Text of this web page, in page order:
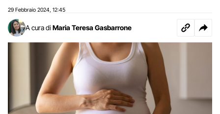
29 Febbraio 2024 12:45
A cura di Maria Teresa Gasbarrone